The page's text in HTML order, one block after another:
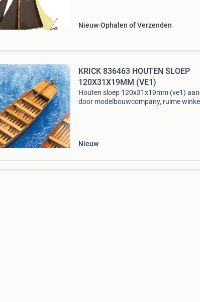
Nieuw Ophalen of Verzenden
KRICK 836463 HOUTEN SLOEP
120X31X19MM (VE1)
Houten sloep 120x31x19mm (ve1)
door modelbouwcompany, ruime
Nieuw